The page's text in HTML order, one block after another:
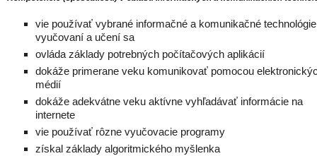
vie používať vybrané informačné a komunikačné
vyučovaní a učení sa
ovláda základy potrebných počítačových aplikácií
dokáže primerane veku komunikovať pomocou
médií
dokáže adekvátne veku aktívne vyhľadávať informácie na
internete
vie používať rôzne vyučovacie programy
získal základy algoritmického myšlenka